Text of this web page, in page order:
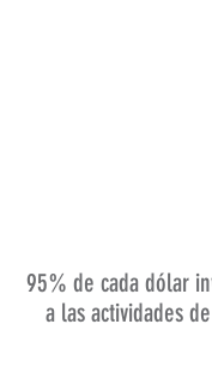
95% de cada dólar
a las actividades